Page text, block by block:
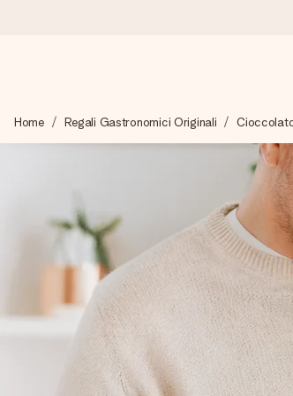
Prepariamo il tuo regalo con attenzione e lo
4,7 (basato su +15.000
I nostri regali ispirano. I clienti ci valutano
Biglietto d'auguri gratuito
Realizza qualcosa di unico in pochi passi –
Home Regali Gastronomici Originali